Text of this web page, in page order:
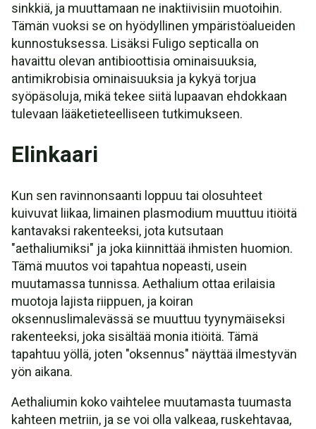
sinkkiä, ja muuttamaan ne inaktiivisiin muotoihin.
Tämän vuoksi se on hyödyllinen ympäristöalueiden
kunnostuksessa. Lisäksi Fuligo septicalla on
havaittu olevan antibioottisia ominaisuuksia,
antimikrobisia ominaisuuksia ja kykyä torjua
syöpäsoluja, mikä tekee siitä lupaavan ehdokkaan
tulevaan lääketieteelliseen tutkimukseen.
Elinkaari
Kun sen ravinnonsaanti loppuu tai olosuhteet
kuivuvat liikaa, limainen plasmodium muuttuu itiöitä
kantavaksi rakenteeksi, jota kutsutaan
"aethaliumiksi" ja joka kiinnittää ihmisten huomion.
Tämä muutos voi tapahtua nopeasti, usein
muutamassa tunnissa. Aethalium ottaa erilaisia
muotoja lajista riippuen, ja koiran
oksennuslimalevässä se muuttuu tyynymäiseksi
rakenteeksi, joka sisältää monia itiöitä. Tämä
tapahtuu yöllä, joten "oksennus" näyttää ilmestyvän
yön aikana.
Aethaliumin koko vaihtelee muutamasta tuumasta
kahteen metriin, ja se voi olla valkeaa, ruskehtavaa,